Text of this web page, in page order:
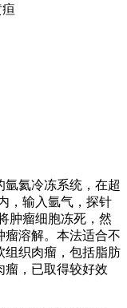
氩氦冷冻系统，在超
，输入氩气，探针
肿瘤细胞冻死，然
瘤溶解。本法适合不
组织肉瘤，包括脂肪
瘤，已取得较好效